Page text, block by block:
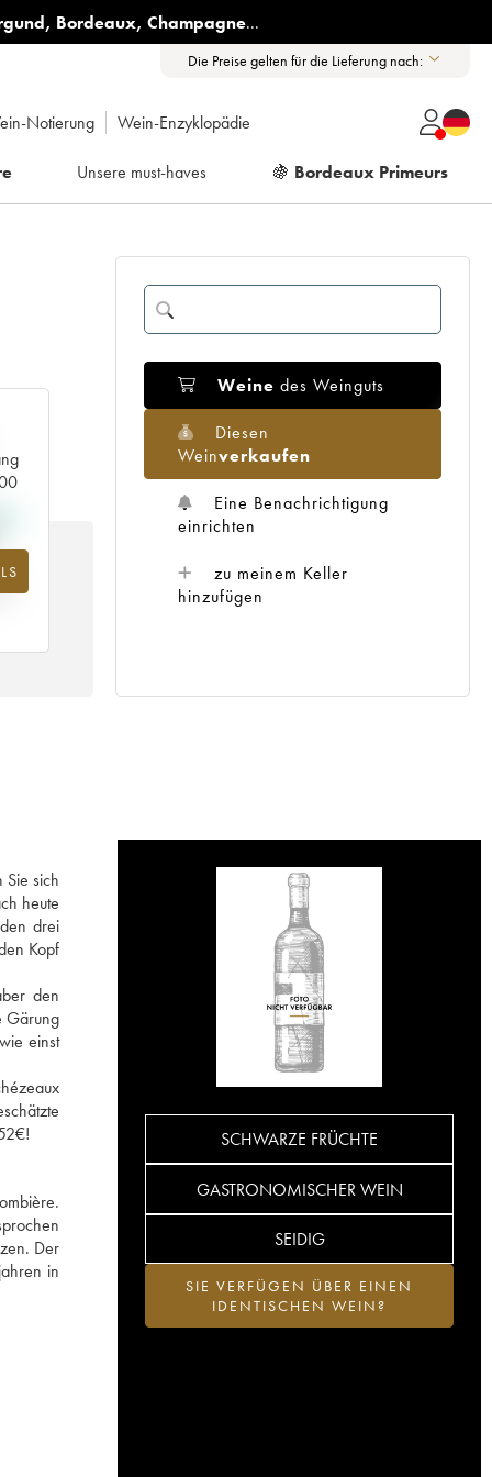
, Bordeaux, Champagne...
Die Preise gelten für die Lieferung nach:
Notierung Wein-Enzyklopädie
Unsere must-haves 🍇 Bordeaux Primeurs
Weine des Weinguts
Diesen
Weinverkaufen
Eine Benachrichtigung
einrichten
zu meinem Keller
hinzufügen
sich
heute
drei
Kopf
den
Gärung
einst
Der
in
SCHWARZE FRÜCHTE
GASTRONOMISCHER WEIN
SEIDIG
SIE VERFÜGEN ÜBER EINEN
IDENTISCHEN WEIN?